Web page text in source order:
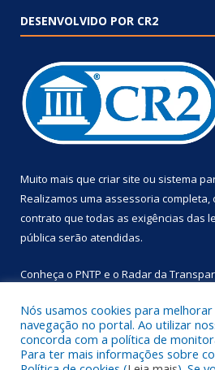
DESENVOLVIDO POR CR2
Muito mais que criar site ou sistema
Realizamos uma assessoria completa,
contrato que todas as exigências das
pública serão atendidas.
Conheça o PNTP e o Radar da
Todos os direitos reservados a
Nós usamos cookies para
navegação no portal. Ao utilizar
concorda com a política de
Para ter mais informações sobre